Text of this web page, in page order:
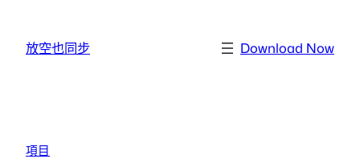
放空也同步 Download Now
項目